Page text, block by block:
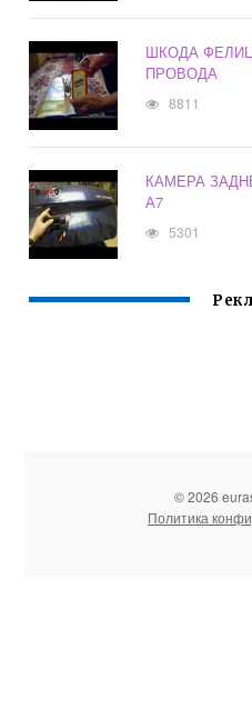
ШКОДА
ПРОВОДА
8811
КАМЕРА
А7
5301
© 2026
Политика